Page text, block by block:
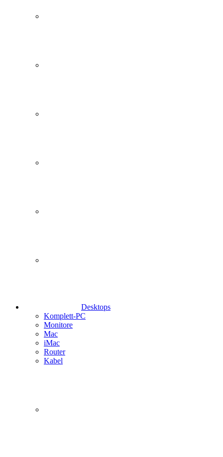
Desktops
Komplett-PC
Monitore
Mac
iMac
Router
Kabel